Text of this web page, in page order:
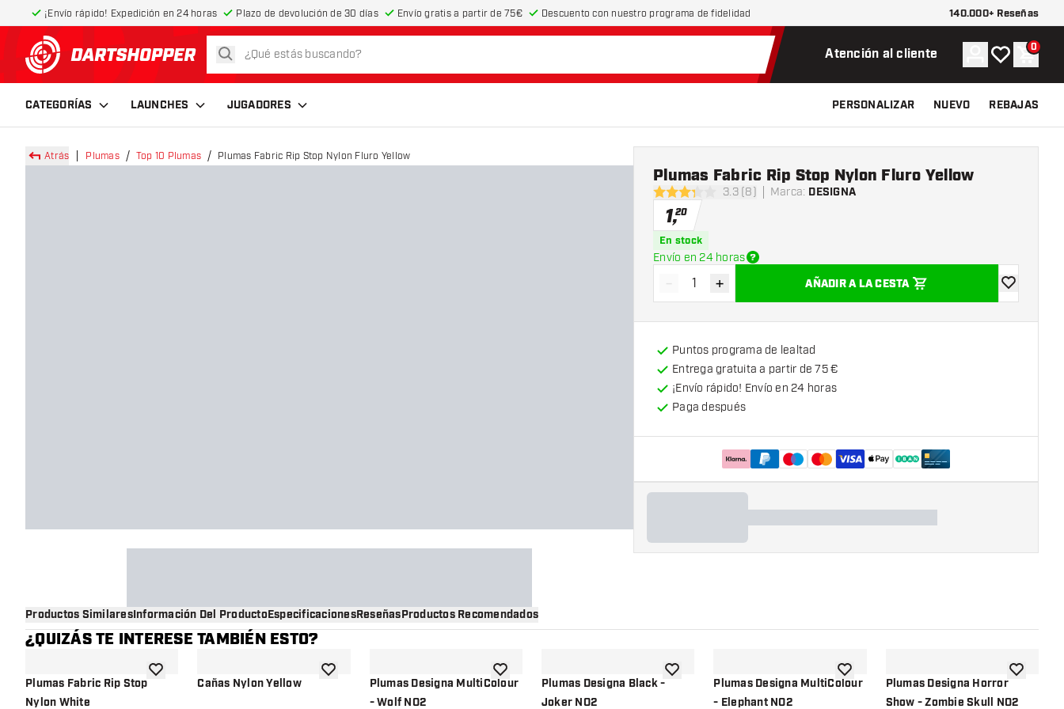
¡Envío rápido! Expedición en 24 horas Plazo de devolución de 30 días Envío gratis a partir de 75€ Descuento con nuestro programa de fidelidad 140.000+ Reseñas
volver a la página de inicio
buscar Atención al cliente Cuenta
Mi lista de
0
CATEGORÍAS LAUNCHES JUGADORES PERSONALIZAR NUEVO REBAJAS
Atrás Plumas Top 10 Plumas Plumas Fabric Rip Stop Nylon Fluro Yellow
3.3 estrellas de puntuación
3.3 (8) Marca: DESIGNA
Plumas Fabric Rip Stop Nylon Fluro Yellow
1,20
En stock
Envío en 24 horas
Disminuir cantidad
- Aumentar cantidad
+ AÑADIR A LA CESTA
añadir a la
Puntos programa de lealtad
Entrega gratuita a partir de 75 €
¡Envío rápido! Envío en 24 horas
Paga después
Productos SimilaresInformación Del ProductoEspecificacionesReseñasProductos Recomendados
¿QUIZÁS TE INTERESE TAMBIÉN ESTO?
Plumas Fabric Rip Stop
Nylon White
añadir a la lista de deseos
Cañas Nylon Yellow añadir a la lista de deseos
Plumas Designa MultiColour
- Wolf NO2
añadir a la lista de deseos
Plumas Designa Black -
Joker NO2
añadir a la lista de deseos
Plumas Designa MultiColour
- Elephant NO2
añadir a la lista de deseos
Plumas Designa Horror
Show - Zombie Skull NO2
añadir a la